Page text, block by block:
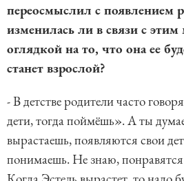
переосмыслил с появлением
изменилась ли в связи с
оглядкой на то, что она ее
станет взрослой?
- В детстве родители часто
дети, тогда поймёшь». А ты
вырастаешь, появляются свои
понимаешь. Не знаю,